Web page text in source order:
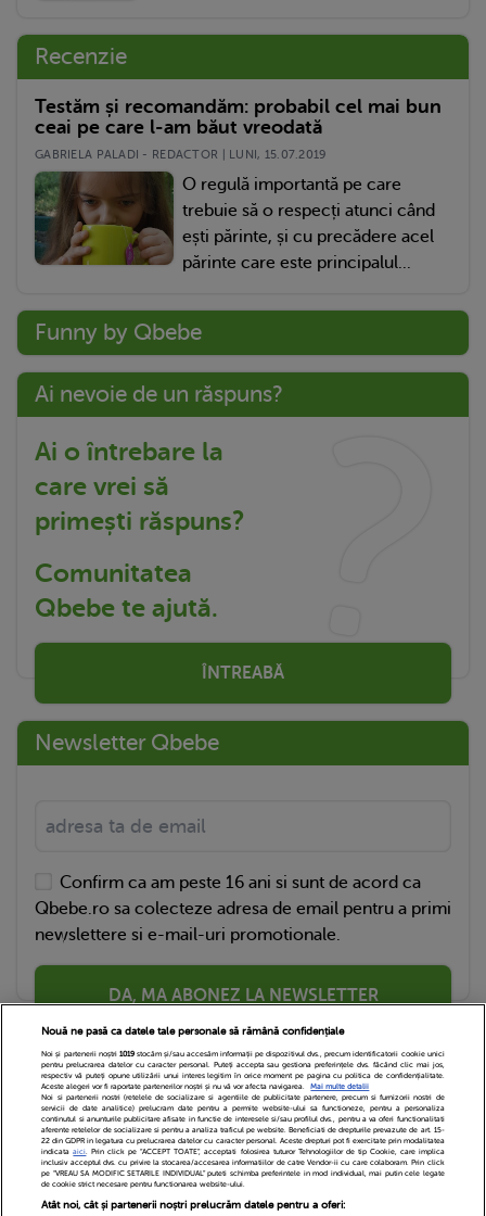
Recenzie
Testăm și recomandăm: probabil cel mai bun
ceai pe care l-am băut vreodată
GABRIELA PALADI - REDACTOR | LUNI, 15.07.2019
O regulă importantă pe care
trebuie să o respecți atunci când
ești părinte, și cu precădere acel
părinte care este principalul...
Funny by Qbebe
Ai nevoie de un răspuns?
Ai o întrebare la
care vrei să
primești răspuns?
Comunitatea
Qbebe te ajută.
ÎNTREABĂ
Newsletter Qbebe
Confirm ca am peste 16 ani si sunt de acord ca
Qbebe.ro sa colecteze adresa de email pentru a primi
newslettere si e-mail-uri promotionale.
DA, MA ABONEZ LA NEWSLETTER
Echipa Editoriala Newsletter
Contact
Cariere
Cookies Politica de confidentialitate
Nouă ne pasă ca datele tale personale să rămână confidențiale
Noi și partenerii noștri 1019stocăm și/sau accesăm informații pe dispozitivul dvs., precum identificatorii cookie unici
pentru prelucrarea datelor cu caracter personal. Puteți accepta sau gestiona preferințele dvs. făcând clic mai jos,
respectiv vă puteți opune utilizării unui interes legitim în orice moment pe pagina cu politica de confidențialitate.
Aceste alegeri vor fi raportate partenerilor noștri și nu vă vor afecta navigarea.
Mai multe detalii
Noi si partenerii nostri (retelele de socializare si agentiile de publicitate partenere, precum si furnizorii nostri de
servicii de date analitice) prelucram date pentru a permite website-ului sa functioneze, pentru a personaliza
continutul si anunturile publicitare afisate in functie de interesele si/sau profilul dvs., pentru a va oferi functionalitati
aferente retelelor de socializare si pentru a analiza traficul pe website. Beneficiati de drepturile prevazute de art. 15-
22 din GDPR in legatura cu prelucrarea datelor cu caracter personal. Aceste drepturi pot fi exercitate prin modalitatea
indicataaici. Prin click pe “ACCEPT TOATE”, acceptati folosirea tuturor Tehnologiilor de tip Cookie, care implica
inclusiv acceptul dvs. cu privire la stocarea/accesarea informatiilor de catre Vendor-ii cu care colaboram. Prin click
pe “VREAU SA MODIFIC SETARILE INDIVIDUAL” puteti schimba preferintele in mod individual, mai putin cele legate
de cookie strict necesare pentru functionarea website-ului.
Atât noi, cât și partenerii noștri prelucrăm datele pentru a oferi: